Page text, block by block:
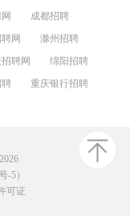
成都招聘
网
滁州招聘
聘网
绵阳招聘
聘
重庆银行招聘
-5）
可证